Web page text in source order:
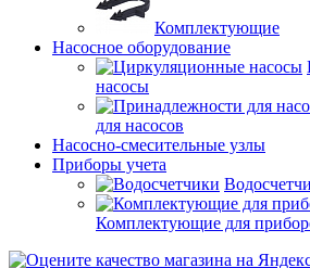
Комплектующие
Насосное оборудование
насосы
для насосов
Насосно-смесительные узлы
Приборы учета
Комплектующие для